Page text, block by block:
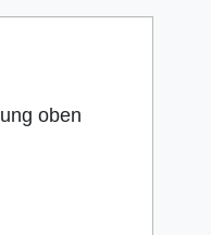
oben